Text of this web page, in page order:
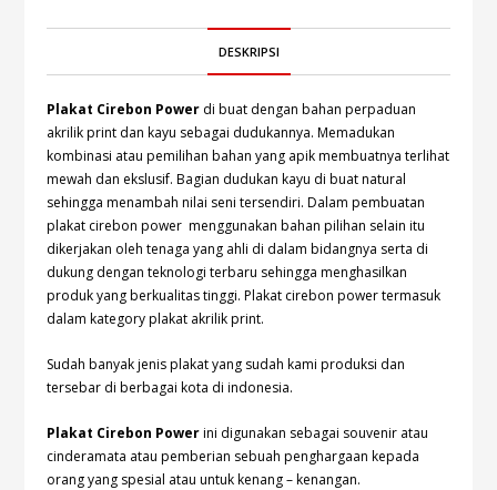
DESKRIPSI
Plakat Cirebon Power di buat dengan bahan perpaduan
akrilik print dan kayu sebagai dudukannya. Memadukan
kombinasi atau pemilihan bahan yang apik membuatnya terlihat
mewah dan ekslusif. Bagian dudukan kayu di buat natural
sehingga menambah nilai seni tersendiri. Dalam pembuatan
plakat cirebon power menggunakan bahan pilihan selain itu
dikerjakan oleh tenaga yang ahli di dalam bidangnya serta di
dukung dengan teknologi terbaru sehingga menghasilkan
produk yang berkualitas tinggi. Plakat cirebon power termasuk
dalam kategoryplakat akrilik print.
Sudah banyak jenis plakat yang sudah kami produksi dan
tersebar di berbagai kota di indonesia.
Plakat Cirebon Powerini digunakan sebagai souvenir atau
cinderamata atau pemberian sebuah penghargaan kepada
orang yang spesial atau untuk kenang – kenangan.